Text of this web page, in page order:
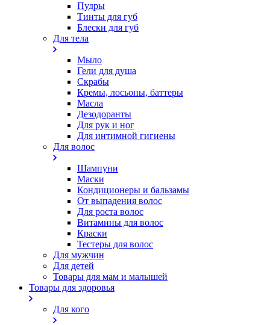
Пудры
Тинты для губ
Блески для губ
Для тела
Мыло
Гели для душа
Скрабы
Кремы, лосьоны, баттеры
Масла
Дезодоранты
Для рук и ног
Для интимной гигиены
Для волос
Шампуни
Маски
Кондиционеры и бальзамы
От выпадения волос
Для роста волос
Витамины для волос
Краски
Тестеры для волос
Для мужчин
Для детей
Товары для мам и малышей
Товары для здоровья
Для кого